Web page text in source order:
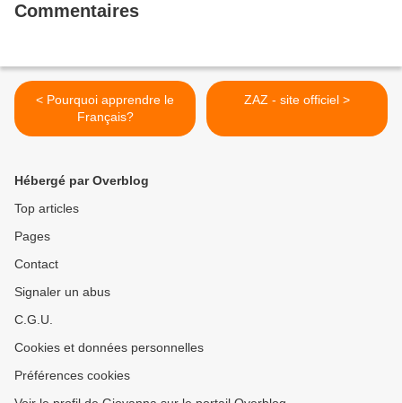
Commentaires
< Pourquoi apprendre le
Français?
ZAZ - site officiel >
Hébergé par Overblog
Top articles
Pages
Contact
Signaler un abus
C.G.U.
Cookies et données personnelles
Préférences cookies